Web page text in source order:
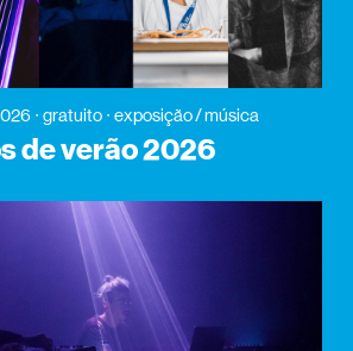
gratuito exposição / música
de verão 2026